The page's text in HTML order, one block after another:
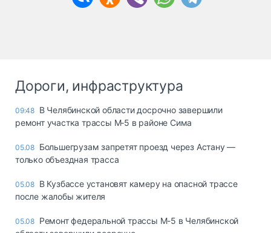
Дороги, инфраструктура
09:48 В Челябинской области досрочно завершили
ремонт участка трассы М‑5 в районе Сима
05.08 Большегрузам запретят проезд через Астану —
только объездная трасса
05.08 В Кузбассе установят камеру на опасной трассе
после жалобы жителя
05.08 Ремонт федеральной трассы М-5 в Челябинской